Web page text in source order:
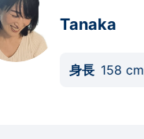
Tanaka
身長 158 cm